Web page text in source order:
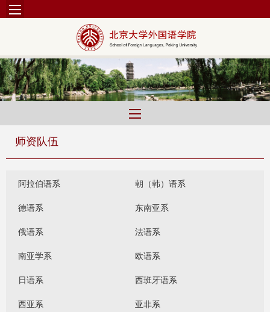
师资队伍
阿拉伯语系 朝（韩）语系
德语系 东南亚系
俄语系 法语系
南亚学系 欧语系
日语系 西班牙语系
西亚系 亚非系